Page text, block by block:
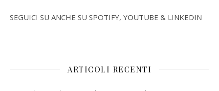
SEGUICI SU ANCHE SU SPOTIFY, YOUTUBE & LINKEDIN
ARTICOLI RECENTI